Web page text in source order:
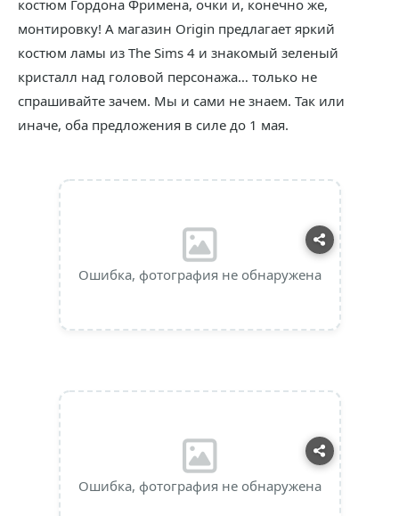
костюм Гордона Фримена, очки и, конечно же,
монтировку! А магазин Origin предлагает яркий
костюм ламы из The Sims 4 и знакомый зеленый
кристалл над головой персонажа… только не
спрашивайте зачем. Мы и сами не знаем. Так или
иначе, оба предложения в силе до 1 мая.
Ошибка, фотография не обнаружена
Ошибка, фотография не обнаружена